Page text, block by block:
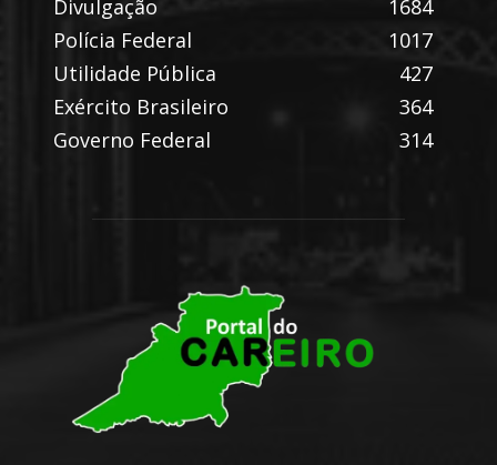
Divulgação
1684
Polícia Federal
1017
Utilidade Pública
427
Exército Brasileiro
364
Governo Federal
314